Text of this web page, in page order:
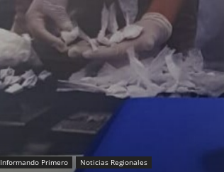
Informando Primero Noticias Regionales